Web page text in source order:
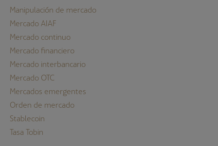
Manipulación de mercado
Mercado AIAF
Mercado continuo
Mercado financiero
Mercado interbancario
Mercado OTC
Mercados emergentes
Orden de mercado
Stablecoin
Tasa Tobin